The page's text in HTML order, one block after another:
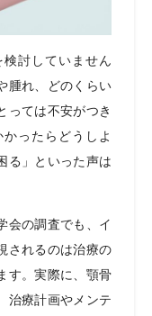
討していません
腫れ、どのくらい
っては不安がつき
ったらどうしよ
る」といった声は
会の調査でも、イ
されるのは治療の
す。実際に、顎骨
治療計画やメンテ